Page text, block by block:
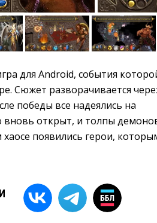
для Android, события
Сюжет разворачивается
победы все надеялись на
открыт, и толпы
появились герои,